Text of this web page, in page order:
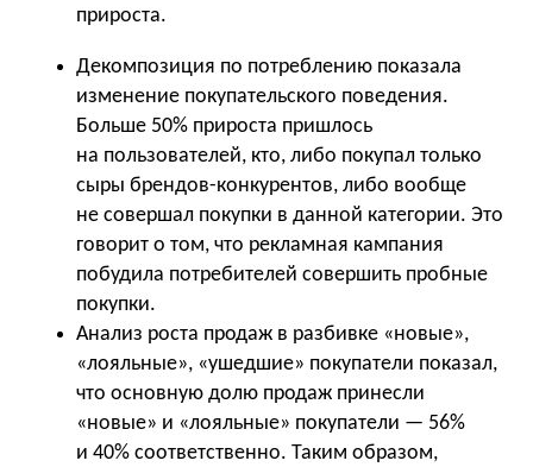
прироста.
Декомпозиция по потреблению показала
изменение покупательского поведения.
Больше 50% прироста пришлось
на пользователей, кто, либо покупал только
сыры брендов-конкурентов, либо вообще
не совершал покупки в данной категории. Это
говорит о том, что рекламная кампания
побудила потребителей совершить пробные
покупки.
Анализ роста продаж в разбивке «новые»,
«лояльные», «ушедшие» покупатели показал,
что основную долю продаж принесли
«новые» и «лояльные» покупатели — 56%
и 40% соответственно. Таким образом,